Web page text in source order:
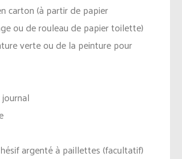
carton (à partir de papier
ou de rouleau de papier toilette)
verte ou de la peinture pour
argenté à paillettes (facultatif)